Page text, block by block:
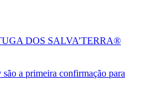
DOS SALVA’TERRA®
a primeira confirmação para